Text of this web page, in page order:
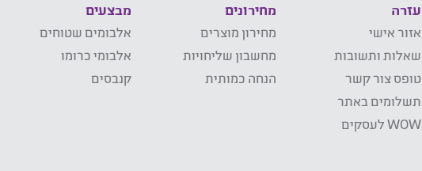
עזרה
אזור אישי
שאלות ותשובות
טופס צור קשר
תשלומים באתר
WOW לעסקים
מחירונים
מחירון מוצרים
מחשבון שליחויות
הנחה כמותית
מבצעים
אלבומים שטוחים
אלבומי כרומו
קנבסים